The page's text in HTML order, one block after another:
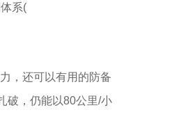
系(
，还可以有用的防备
破，仍能以80公里/小